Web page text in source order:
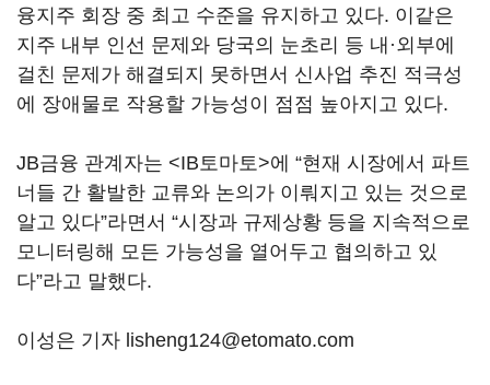
융지주 회장 중 최고 수준을 유지하고 있다. 이같은
지주 내부 인선 문제와 당국의 눈초리 등 내·외부에
걸친 문제가 해결되지 못하면서 신사업 추진 적극성
에 장애물로 작용할 가능성이 점점 높아지고 있다.
JB금융 관계자는 <IB토마토>에 “현재 시장에서 파트
너들 간 활발한 교류와 논의가 이뤄지고 있는 것으로
알고 있다”라면서 “시장과 규제상황 등을 지속적으로
모니터링해 모든 가능성을 열어두고 협의하고 있
다”라고 말했다.
이성은 기자 lisheng124@etomato.com